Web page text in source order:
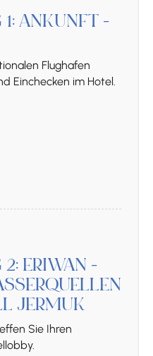
1: ANKUNFT -
Flughafen
Einchecken im Hotel.
2: ERIWAN -
JERMUK
Sie Ihren